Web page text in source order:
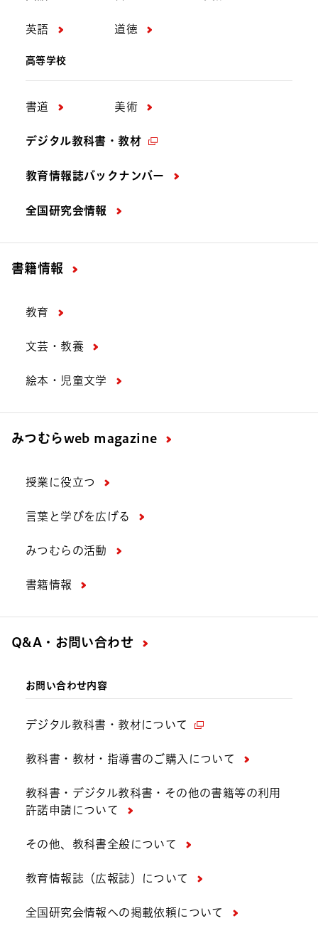
英語 道徳
高等学校
書道 美術
デジタル教科書・教材
教育情報誌バックナンバー
全国研究会情報
書籍情報
教育
文芸・教養
絵本・児童文学
みつむらweb magazine
授業に役立つ
言葉と学びを広げる
みつむらの活動
書籍情報
Q&A・お問い合わせ
お問い合わせ内容
デジタル教科書・教材について
教科書・教材・指導書のご購入について
教科書・デジタル教科書・その他の書籍等の利用
許諾申請について
その他、教科書全般について
教育情報誌（広報誌）について
全国研究会情報への掲載依頼について